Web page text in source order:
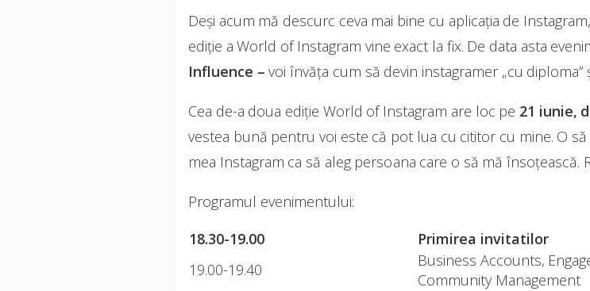
Deși acum mă descurc ceva mai bine cu aplicația de
ediție a World of Instagram vine exact la fix. De data asta
Influence – voi învăța cum să devin instagramer „cu
Cea de-a doua ediție World of Instagram are loc pe 21 iunie,
vestea bună pentru voi este că pot lua cu cititor cu mine. O
mea Instagram ca să aleg persoana care o să mă însoțească.
Programul evenimentului:
18.30-19.00
Primirea invitatilor
19.00-19.40
Business Accounts,
Community Management